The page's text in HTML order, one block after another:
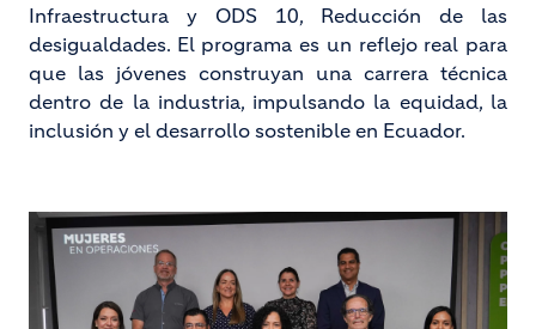
Infraestructura y ODS 10, Reducción de las
desigualdades. El programa es un reflejo real para
que las jóvenes construyan una carrera técnica
dentro de la industria, impulsando la equidad, la
inclusión y el desarrollo sostenible en Ecuador.